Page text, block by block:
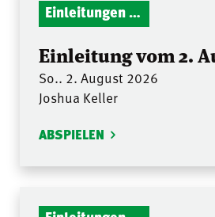
Einleitungen Gottesdienst
Einleitung vom 2.
So.. 2. August 2026
Joshua Keller
ABSPIELEN